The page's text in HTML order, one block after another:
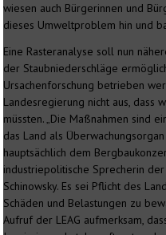
wiesen auch Bürgerinnen und
dieses Umweltproblem hin und
Eine Rasteranalyse soll nun
der Staubniederschläge
Ursachenforschung betrieben
Landesregierung nicht aus, dass
müssten. „Die Maßnahmen sind
das Land als
hauptsächlich dem
industriepolitische Sprecherin
Schinowsky. Es sei Pflicht des
Schäden und Belastungen zu
Aufruf der LEAG aufmerksam,